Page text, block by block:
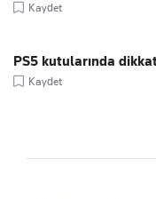
Kaydet
PS5 kutularında
Kaydet